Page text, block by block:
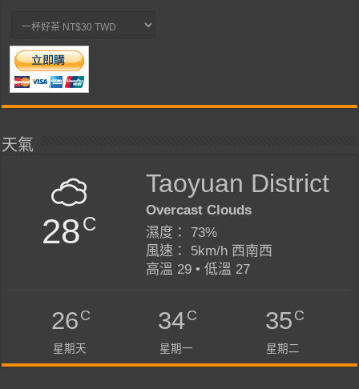
天氣
28C
Taoyuan District
Overcast Clouds
濕度： 73%
風速： 5km/h 西南西
高溫 29 • 低溫 27
26C
星期天
34C
星期一
35C
星期二